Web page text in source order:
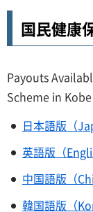
国民健康
Payouts
Scheme in
日本語版（
英語版（
中国語版（
韓国語版（